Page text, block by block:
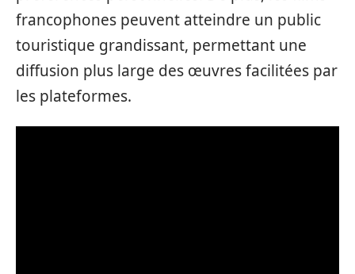
francophones peuvent atteindre un public
touristique grandissant, permettant une
diffusion plus large des œuvres facilitées par
les plateformes.